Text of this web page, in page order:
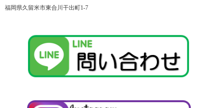
福岡県久留米市東合川干出町1-7